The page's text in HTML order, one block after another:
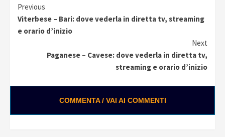
Continue
Reading
Previous
Viterbese – Bari: dove vederla in diretta tv, streaming
e orario d’inizio
Next
Paganese – Cavese: dove vederla in diretta tv,
streaming e orario d’inizio
COMMENTA / VAI AI COMMENTI